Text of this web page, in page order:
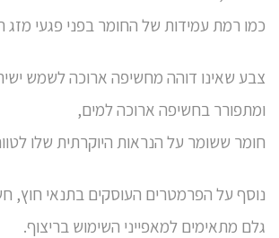
כמו רמת עמידות של החומר בפני פגעי מזג
צבע שאינו דוהה מחשיפה ארוכה לשמש
ומתפורר בחשיפה ארוכה למים,
חומר ששומר על הנראות היוקרתית שלו
נוסף על הפרמטרים העוסקים בתנאי חוץ,
גלם מתאימים למאפייני השימוש בריצוף.